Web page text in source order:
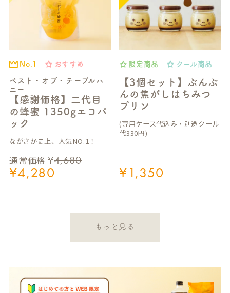
ベスト・オブ・テーブルハ
ニー
【感謝価格】二代目
の蜂蜜 1350gエコパ
ック
No.1 おすすめ
通常価格 ¥4,680
¥4,280
ながさか史上、人気NO.1！
【3個セット】ぶんぶ
んの焦がしはちみつ
プリン
限定商品 クール商品
¥1,350
(専用ケース代込み・別途クール
代330円)
もっと見る